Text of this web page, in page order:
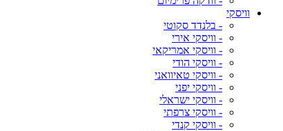
וויסקי
- בלנדד סקוטי
- וויסקי אירי
- וויסקי אמריקאי
- וויסקי הודי
- וויסקי טאיוואני
- וויסקי יפני
- וויסקי ישראלי
- וויסקי צרפתי
- וויסקי קנדי